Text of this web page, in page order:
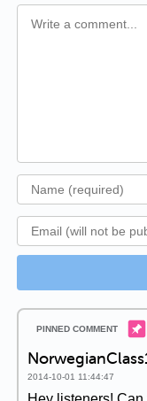
2014-10-01 11:44:47